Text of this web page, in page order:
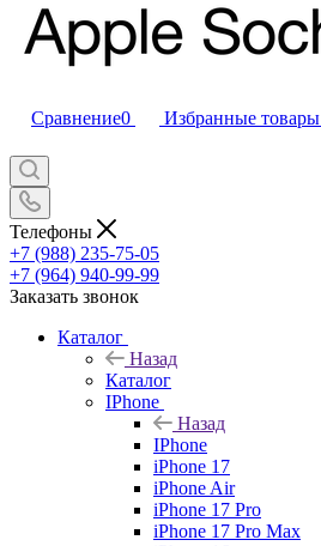
Сравнение0 Избранные товары
Телефоны
+7 (988) 235-75-05
+7 (964) 940-99-99
Заказать звонок
Каталог
Назад
Каталог
IPhone
Назад
IPhone
iPhone 17
iPhone Air
iPhone 17 Pro
iPhone 17 Pro Max